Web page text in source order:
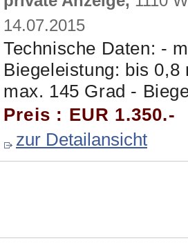
14.07.2015
Technische Daten: -
Biegeleistung: bis
max. 145 Grad -
Preis : EUR 1.350.-
zur Detailansicht